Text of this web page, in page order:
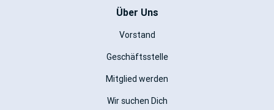
Über Uns
Vorstand
Geschäftsstelle
Mitglied werden
Wir suchen Dich